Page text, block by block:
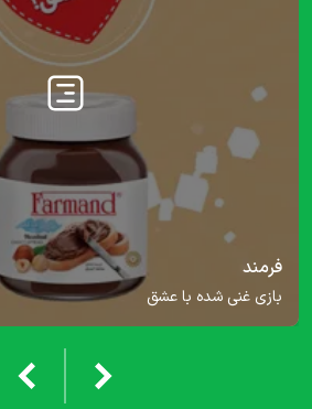
فرمند
بازی غنی شده با عشق